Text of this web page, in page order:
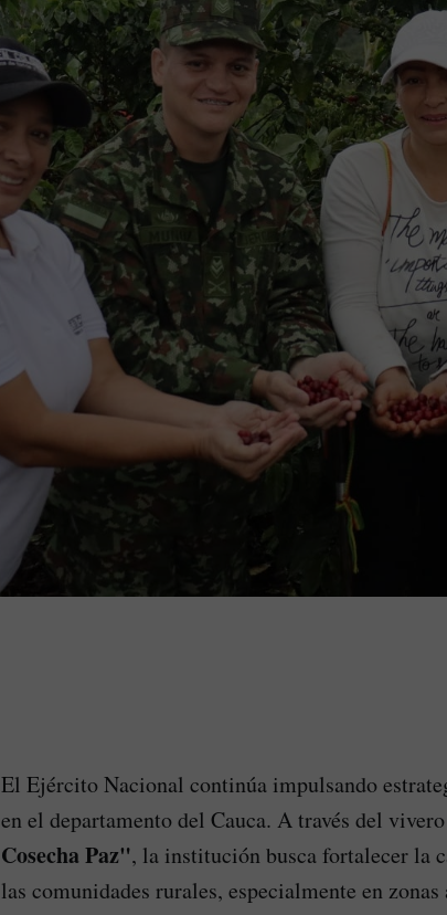
El Ejército Nacional continúa impulsando
en el departamento del Cauca. A través del
Cosecha Paz", la institución busca fortalecer la
las comunidades rurales, especialmente en